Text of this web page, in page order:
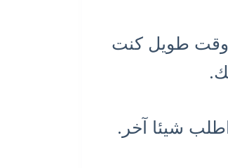
وقت طويل كنت
شيئا آخر.